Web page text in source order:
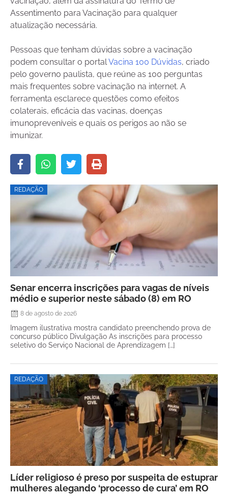
Assentimento para Vacinação para qualquer
atualização necessária.
Pessoas que tenham dúvidas sobre a vacinação
podem consultar o portal Vacina 100 Dúvidas, criado
pelo governo paulista, que reúne as 100 perguntas
mais frequentes sobre vacinação na internet. A
ferramenta esclarece questões como efeitos
colaterais, eficácia das vacinas, doenças
imunopreveníveis e quais os perigos ao não se
imunizar.
REDAÇÃO
Senar encerra inscrições para vagas de níveis
médio e superior neste sábado (8) em RO
8 de agosto de 2026
Imagem ilustrativa mostra candidato preenchendo prova de
concurso público Divulgação As inscrições para processo
seletivo do Serviço Nacional de Aprendizagem […]
REDAÇÃO
Líder religioso é preso por suspeita de estuprar
mulheres alegando ‘processo de cura’ em RO